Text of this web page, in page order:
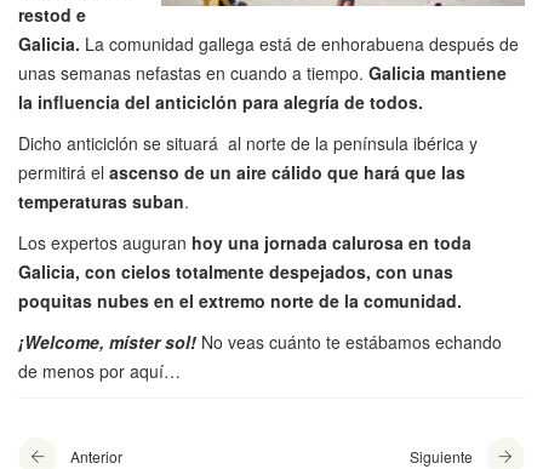
restod e
Galicia. La comunidad gallega está de enhorabuena después de
unas semanas nefastas en cuando a tiempo. Galicia mantiene
la influencia del anticiclón para alegría de todos.
Dicho anticiclón se situará al norte de la península ibérica y
permitirá el ascenso de un aire cálido que hará que las
temperaturas suban.
Los expertos auguran hoy una jornada calurosa en toda
Galicia, con cielos totalmente despejados, con unas
poquitas nubes en el extremo norte de la comunidad.
¡Welcome, míster sol! No veas cuánto te estábamos echando
de menos por aquí…
Anterior Siguiente